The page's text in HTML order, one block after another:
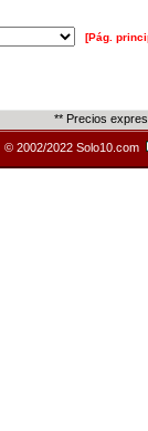
[Pág.
** Precios
© 2002/2022 Solo10.com